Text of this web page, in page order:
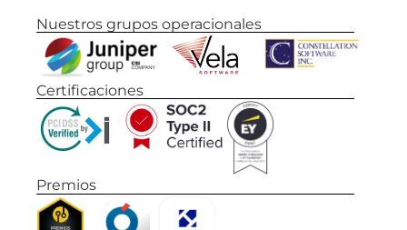
Nuestros grupos operacionales
Certificaciones
Premios